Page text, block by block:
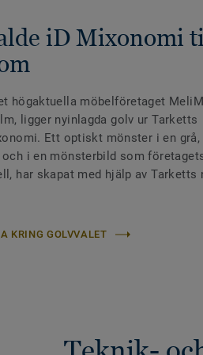
iD Mixonomi
högaktuella möbelföretaget
ligger nyinlagda golv ur Tarketts
Ett optiskt mönster i en grå,
i en mönsterbild som
har skapat med hjälp av Tarketts
KRING GOLVVALET